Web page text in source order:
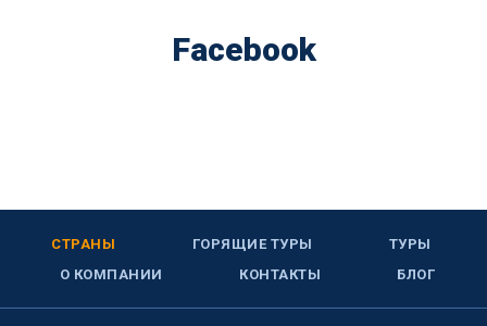
Facebook
СТРАНЫ ГОРЯЩИЕ ТУРЫ
ТУРЫ
О КОМПАНИИ
КОНТАКТЫ БЛОГ